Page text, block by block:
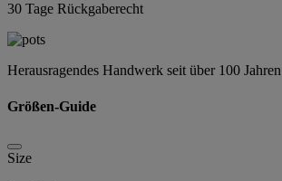
30 Tage Rückgaberecht
Herausragendes Handwerk seit über 100 Jahren
Größen-Guide
Size